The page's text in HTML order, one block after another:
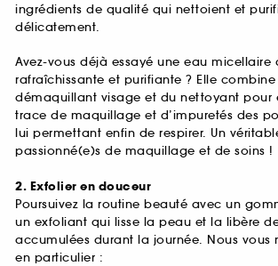
ingrédients de qualité qui nettoient et
délicatement.
Avez-vous déjà essayé une eau micellaire
rafraîchissante et purifiante ? Elle
démaquillant visage et du nettoyant pour
trace de maquillage et d’impuretés des
lui permettant enfin de respirer. Un
passionné(e)s de maquillage et de soins !
2. Exfolier en douceur
Poursuivez la routine beauté avec un
un exfoliant qui lisse la peau et la libère
accumulées durant la journée. Nous vous
en particulier :